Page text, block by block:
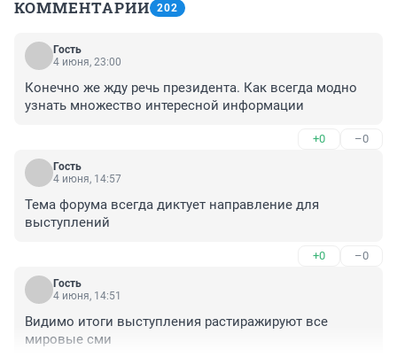
КОММЕНТАРИИ 202
Гость
4 июня, 23:00
Конечно же жду речь президента. Как всегда модно
узнать множество интересной информации
+0 –0
Гость
4 июня, 14:57
Тема форума всегда диктует направление для
выступлений
+0 –0
Гость
4 июня, 14:51
Видимо итоги выступления растиражируют все
мировые сми